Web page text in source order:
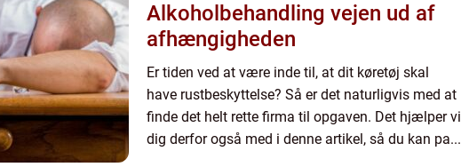
Alkoholbehandling vejen ud af
afhængigheden
Er tiden ved at være inde til, at dit køretøj skal
have rustbeskyttelse? Så er det naturligvis med at
finde det helt rette firma til opgaven. Det hjælper vi
dig derfor også med i denne artikel, så du kan pa...